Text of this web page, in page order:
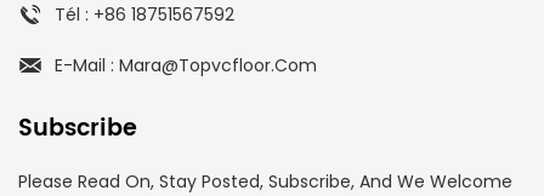
Tél : +86 18751567592
E-Mail : Mara@topvcfloor.com
Subscribe
Please Read On, Stay Posted, Subscribe, And We Welcome